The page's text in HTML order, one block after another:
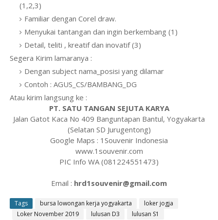
(1,2,3)
Familiar dengan Corel draw.
Menyukai tantangan dan ingin berkembang (1)
Detail, teliti , kreatif dan inovatif (3)
Segera Kirim lamaranya :
Dengan subject nama_posisi yang dilamar
Contoh : AGUS_CS/BAMBANG_DG
Atau kirim langsung ke :
PT. SATU TANGAN SEJUTA KARYA
Jalan Gatot Kaca No 409 Banguntapan Bantul, Yogyakarta
(Selatan SD Jurugentong)
Google Maps : 1Souvenir Indonesia
www.1souvenir.com
PIC Info WA (081224551473)
Email : hrd1souvenir@gmail.com
Tags bursa lowongan kerja yogyakarta
loker jogja
Loker November 2019
lulusan D3
lulusan S1